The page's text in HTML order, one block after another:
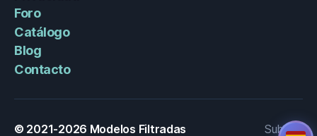
Foro
Catálogo
Blog
Contacto
© 2021-2026 Modelos Filtradas Subir↑